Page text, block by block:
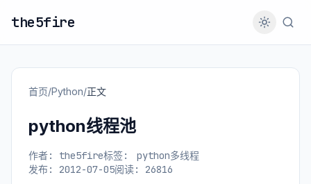
the5fire
首页/Python/正文
python线程池
作者: the5fire标签:
python多线程
发布: 2012-07-05阅读: 26816